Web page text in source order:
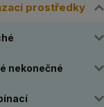
prostředky
nekonečné